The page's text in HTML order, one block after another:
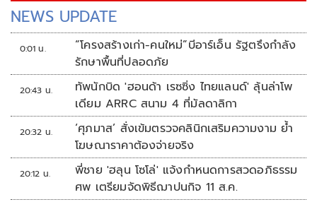
NEWS UPDATE
0:01 น.
“โครงสร้างเก่า-คนใหม่”บีอาร์เอ็น รัฐตรึงกำลัง
รักษาพื้นที่ปลอดภัย
20:43 น.
ทัพนักบิด 'ฮอนด้า เรซซิ่ง ไทยแลนด์' ลุ้นล่าโพ
เดียม ARRC สนาม 4 ที่มัลดาลิกา
20:32 น.
‘ศุภมาส’ สั่งเข้มตรวจคลินิกเสริมความงาม ย้ำ
โฆษณาราคาต้องจ่ายจริง
20:12 น.
พี่ชาย 'ฮลุน โซโล่' แจ้งกำหนดการสวดอภิธรรม
ศพ เตรียมจัดพิธีฌาปนกิจ 11 ส.ค.